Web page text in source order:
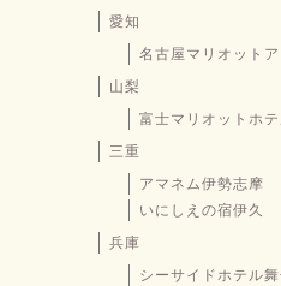
愛知
名古屋マリオット
山梨
富士マリオットホテ
三重
アマネム伊勢志摩
いにしえの宿伊久
兵庫
シーサイドホテル